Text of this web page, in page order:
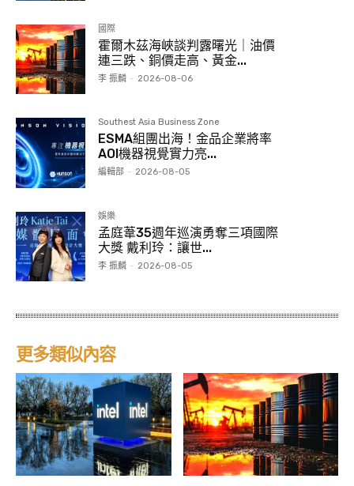
國際
霍爾木茲海峽談判露曙光｜油價
連三跌、銅價走高、黃金...
李 振麟 - 2026-08-06
Southest Asia Business Zone
ESMA組團出海！金品企業將率
AOI機器視覺實力亮...
編輯部 - 2026-08-05
娛樂
孟庭葦35週年巡演勇奪三項國際
大獎 戴利玲：讓世...
李 振麟 - 2026-08-05
更多類似內容